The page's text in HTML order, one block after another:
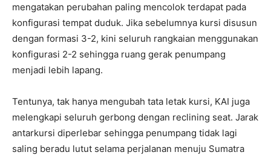
mengatakan perubahan paling mencolok terdapat pada
konfigurasi tempat duduk. Jika sebelumnya kursi disusun
dengan formasi 3-2, kini seluruh rangkaian menggunakan
konfigurasi 2-2 sehingga ruang gerak penumpang
menjadi lebih lapang.
Tentunya, tak hanya mengubah tata letak kursi, KAI juga
melengkapi seluruh gerbong dengan reclining seat. Jarak
antarkursi diperlebar sehingga penumpang tidak lagi
saling beradu lutut selama perjalanan menuju Sumatra